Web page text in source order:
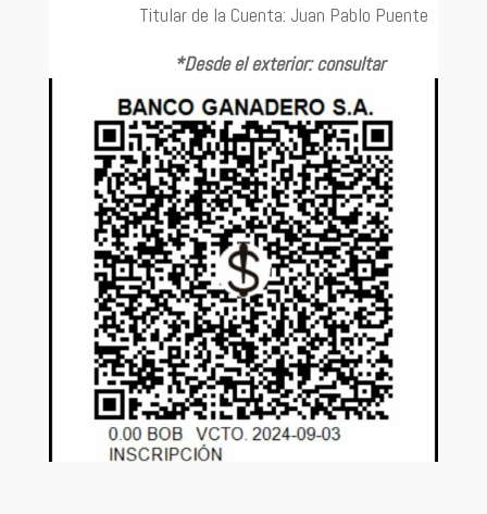
Titular de la Cuenta: Juan Pablo Puente
*Desde el exterior: consultar